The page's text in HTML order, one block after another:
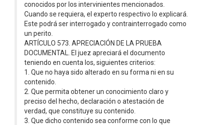
conocidos por los intervinientes mencionados.
Cuando se requiera, el experto respectivo lo explicará.
Este podrá ser interrogado y contrainterrogado como
un perito.
ARTÍCULO 573. APRECIACIÓN DE LA PRUEBA
DOCUMENTAL. El juez apreciará el documento
teniendo en cuenta los, siguientes criterios:
1. Que no haya sido alterado en su forma ni en su
contenido.
2. Que permita obtener un conocimiento claro y
preciso del hecho, declaración o atestación de
verdad, que constituye su contenido.
3. Que dicho contenido sea conforme con lo que